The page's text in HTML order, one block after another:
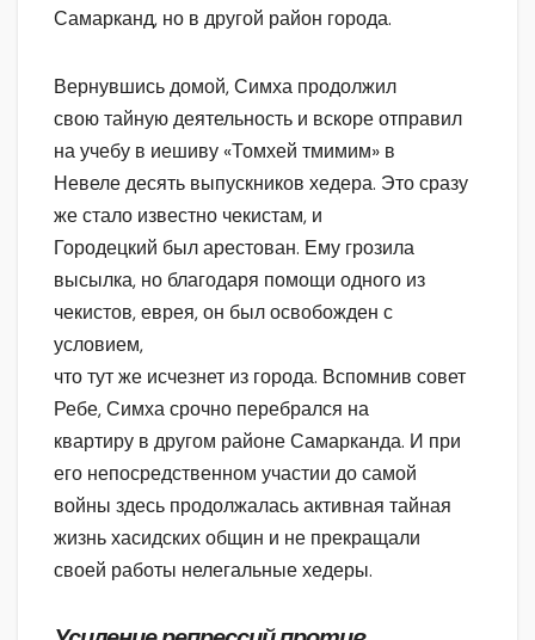
Самарканд, но в другой район города.
Вернувшись домой, Симха продолжил
свою тайную деятельность и вскоре отправил
на учебу в иешиву «Томхей тмимим» в
Невеле десять выпускников хедера. Это сразу
же стало известно чекистам, и
Городецкий был арестован. Ему грозила
высылка, но благодаря помощи одного из
чекистов, еврея, он был освобожден с
условием,
что тут же исчезнет из города. Вспомнив совет
Ребе, Симха срочно перебрался на
квартиру в другом районе Самарканда. И при
его непосредственном участии до самой
войны здесь продолжалась активная тайная
жизнь хасидских общин и не прекращали
своей работы нелегальные хедеры.